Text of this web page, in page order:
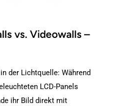
vs. Videowalls –
der Lichtquelle: Während
LCD-Panels
ihr Bild direkt mit